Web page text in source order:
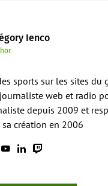
Ienco
sports sur les sites
web et radio
depuis 2009 et
sa création en 2006